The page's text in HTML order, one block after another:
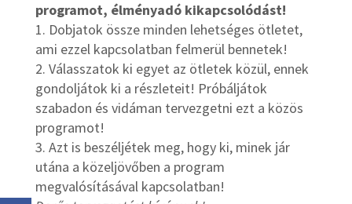
programot, élményadó kikapcsolódást!
1. Dobjatok össze minden lehetséges ötletet,
ami ezzel kapcsolatban felmerül bennetek!
2. Válasszatok ki egyet az ötletek közül, ennek
gondoljátok ki a részleteit! Próbáljátok
szabadon és vidáman tervezgetni ezt a közös
programot!
3. Azt is beszéljétek meg, hogy ki, minek jár
utána a közeljövőben a program
megvalósításával kapcsolatban!